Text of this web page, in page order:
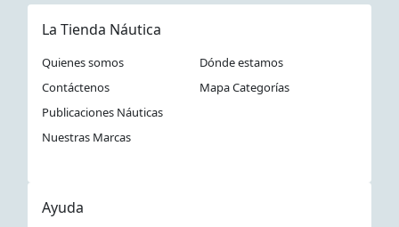
La Tienda Náutica
Quienes somos
Dónde estamos
Contáctenos
Mapa Categorías
Publicaciones Náuticas
Nuestras Marcas
Ayuda